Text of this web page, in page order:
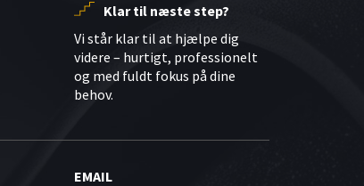
Klar til næste step?
Vi står klar til at hjælpe dig
videre – hurtigt, professionelt
og med fuldt fokus på dine
behov.
EMAIL